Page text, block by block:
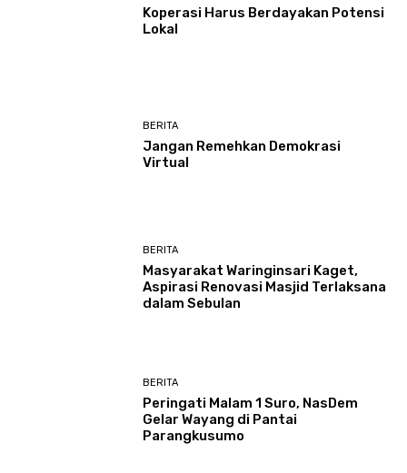
Koperasi Harus Berdayakan Potensi
Lokal
BERITA
Jangan Remehkan Demokrasi
Virtual
BERITA
Masyarakat Waringinsari Kaget,
Aspirasi Renovasi Masjid Terlaksana
dalam Sebulan
BERITA
Peringati Malam 1 Suro, NasDem
Gelar Wayang di Pantai
Parangkusumo